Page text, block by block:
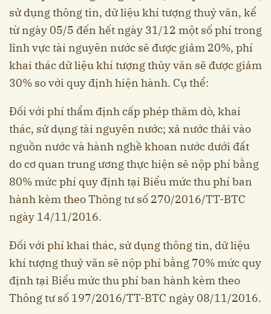
sử dụng thông tin, dữ liệu khí tượng thuỷ văn, kể
từ ngày 05/5 đến hết ngày 31/12 một số phí trong
lĩnh vực tài nguyên nước sẽ được giảm 20%, phí
khai thác dữ liệu khí tượng thủy văn sẽ được giảm
30% so với quy định hiện hành. Cụ thể:
Đối với phí thẩm định cấp phép thăm dò, khai
thác, sử dụng tài nguyên nước; xả nước thải vào
nguồn nước và hành nghề khoan nước dưới đất
do cơ quan trung ương thực hiện sẽ nộp phí bằng
80% mức phí quy định tại Biểu mức thu phí ban
hành kèm theo Thông tư số 270/2016/TT-BTC
ngày 14/11/2016.
Đối với phí khai thác, sử dụng thông tin, dữ liệu
khí tượng thuỷ văn sẽ nộp phí bằng 70% mức quy
định tại Biểu mức thu phí ban hành kèm theo
Thông tư số 197/2016/TT-BTC ngày 08/11/2016.